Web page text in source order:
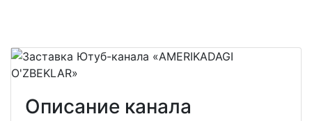
Описание канала